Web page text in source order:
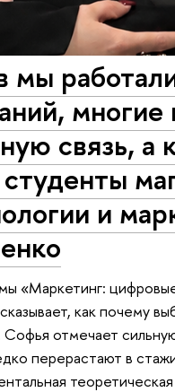
многие
связь,
и
«Маркетинг:
как почему
отмечает
перерастают в